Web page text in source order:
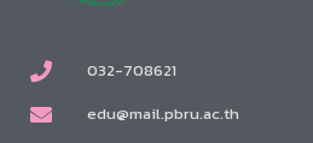
032-708621
edu@mail.pbru.ac.th